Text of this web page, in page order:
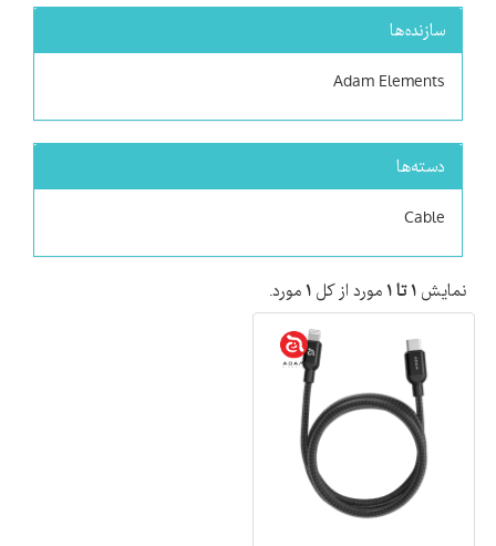
سازنده‌ها
Adam Elements
دسته‌ها
Cable
نمایش ۱ تا ۱ مورد از کل ۱ مورد.